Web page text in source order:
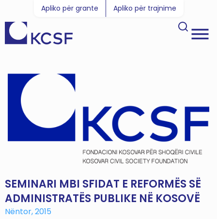
Apliko për grante Apliko për trajnime
SEMINARI MBI SFIDAT E REFORMËS SË
ADMINISTRATËS PUBLIKE NË KOSOVË
Nëntor, 2015